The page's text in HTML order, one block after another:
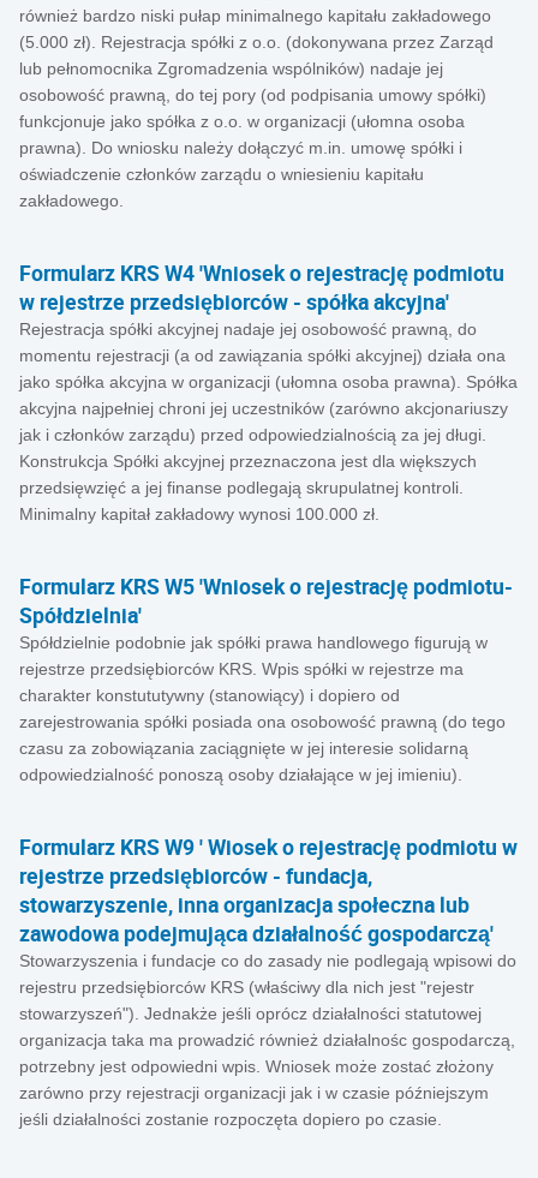
również bardzo niski pułap minimalnego kapitału zakładowego
(5.000 zł). Rejestracja spółki z o.o. (dokonywana przez Zarząd
lub pełnomocnika Zgromadzenia wspólników) nadaje jej
osobowość prawną, do tej pory (od podpisania umowy spółki)
funkcjonuje jako spółka z o.o. w organizacji (ułomna osoba
prawna). Do wniosku należy dołączyć m.in. umowę spółki i
oświadczenie członków zarządu o wniesieniu kapitału
zakładowego.
Formularz KRS W4 'Wniosek o rejestrację podmiotu
w rejestrze przedsiębiorców - spółka akcyjna'
Rejestracja spółki akcyjnej nadaje jej osobowość prawną, do
momentu rejestracji (a od zawiązania spółki akcyjnej) działa ona
jako spółka akcyjna w organizacji (ułomna osoba prawna). Spółka
akcyjna najpełniej chroni jej uczestników (zarówno akcjonariuszy
jak i członków zarządu) przed odpowiedzialnością za jej długi.
Konstrukcja Spółki akcyjnej przeznaczona jest dla większych
przedsięwzięć a jej finanse podlegają skrupulatnej kontroli.
Minimalny kapitał zakładowy wynosi 100.000 zł.
Formularz KRS W5 'Wniosek o rejestrację podmiotu-
Spółdzielnia'
Spółdzielnie podobnie jak spółki prawa handlowego figurują w
rejestrze przedsiębiorców KRS. Wpis spółki w rejestrze ma
charakter konstututywny (stanowiący) i dopiero od
zarejestrowania spółki posiada ona osobowość prawną (do tego
czasu za zobowiązania zaciągnięte w jej interesie solidarną
odpowiedzialność ponoszą osoby działające w jej imieniu).
Formularz KRS W9 ' Wiosek o rejestrację podmiotu w
rejestrze przedsiębiorców - fundacja,
stowarzyszenie, inna organizacja społeczna lub
zawodowa podejmująca działalność gospodarczą'
Stowarzyszenia i fundacje co do zasady nie podlegają wpisowi do
rejestru przedsiębiorców KRS (właściwy dla nich jest "rejestr
stowarzyszeń"). Jednakże jeśli oprócz działalności statutowej
organizacja taka ma prowadzić również działalnośc gospodarczą,
potrzebny jest odpowiedni wpis. Wniosek może zostać złożony
zarówno przy rejestracji organizacji jak i w czasie późniejszym
jeśli działalności zostanie rozpoczęta dopiero po czasie.